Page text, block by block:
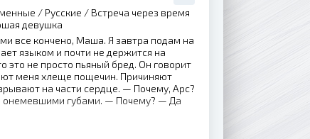
/ Русские / Встреча через время
девушка
все кончено, Маша. Я завтра подам на
языком и почти не держится на
это не просто пьяный бред. Он говорит
меня хлеще пощечин. Причиняют
на части сердце. — Почему, Арс?
онемевшими губами. — Почему? — Да